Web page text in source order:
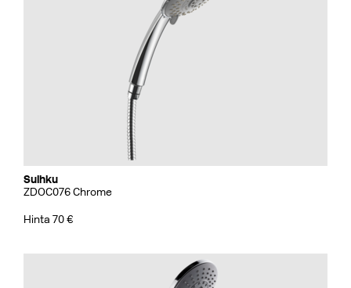
Suihku
ZDOC076 Chrome
Hinta 70 €